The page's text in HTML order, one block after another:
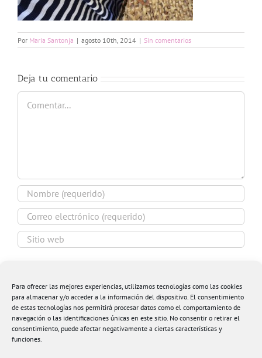
Para ofrecer las mejores experiencias, utilizamos tecnologías como las cookies
para almacenar y/o acceder a la información del dispositivo. El consentimiento
de estas tecnologías nos permitirá procesar datos como el comportamiento de
navegación o las identificaciones únicas en este sitio. No consentir o retirar el
consentimiento, puede afectar negativamente a ciertas características y
funciones.
Por Maria Santonja | agosto 10th, 2014 | Sin comentarios
Deja tu comentario
Comentar
navegador para la próxima vez que comente.